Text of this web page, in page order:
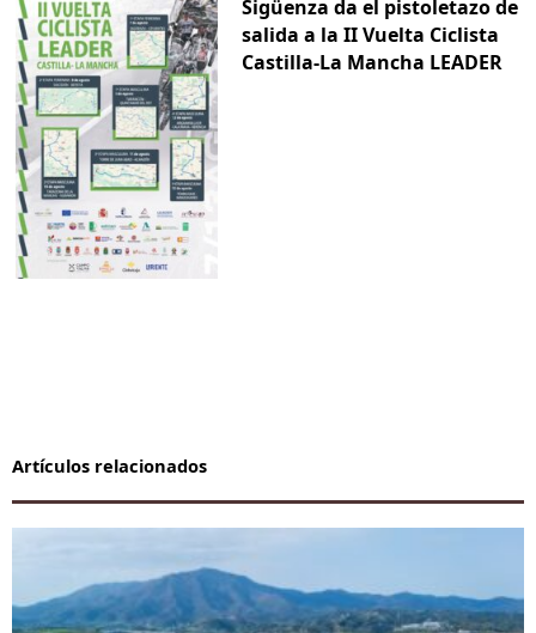
Sigüenza da el pistoletazo de
salida a la II Vuelta Ciclista
Castilla-La Mancha LEADER
Artículos relacionados